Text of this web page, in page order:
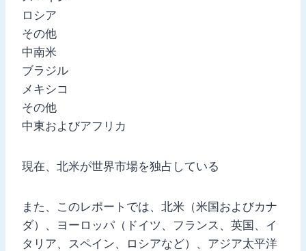
ロシア
その他
中南米
ブラジル
メキシコ
その他
中東およびアフリカ
現在、北米が世界市場を独占している
また、このレポートでは、北米（米国およびカナ
ダ）、ヨーロッパ（ドイツ、フランス、英国、イ
タリア、スペイン、ロシアなど）、アジア太平洋